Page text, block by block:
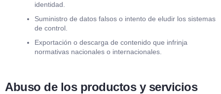
identidad.
Suministro de datos falsos o intento de eludir los sistemas
de control.
Exportación o descarga de contenido que infrinja
normativas nacionales o internacionales.
Abuso de los productos y servicios